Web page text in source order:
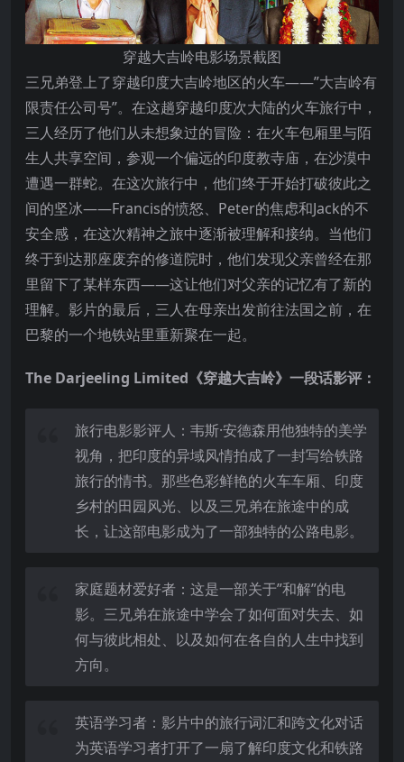
穿越大吉岭电影场景截图
三兄弟登上了穿越印度大吉岭地区的火车——”大吉岭有
限责任公司号”。在这趟穿越印度次大陆的火车旅行中，
三人经历了他们从未想象过的冒险：在火车包厢里与陌
生人共享空间，参观一个偏远的印度教寺庙，在沙漠中
遭遇一群蛇。在这次旅行中，他们终于开始打破彼此之
间的坚冰——Francis的愤怒、Peter的焦虑和Jack的不
安全感，在这次精神之旅中逐渐被理解和接纳。当他们
终于到达那座废弃的修道院时，他们发现父亲曾经在那
里留下了某样东西——这让他们对父亲的记忆有了新的
理解。影片的最后，三人在母亲出发前往法国之前，在
巴黎的一个地铁站里重新聚在一起。
The Darjeeling Limited《穿越大吉岭》一段话影评：
旅行电影影评人：韦斯·安德森用他独特的美学
视角，把印度的异域风情拍成了一封写给铁路
旅行的情书。那些色彩鲜艳的火车车厢、印度
乡村的田园风光、以及三兄弟在旅途中的成
长，让这部电影成为了一部独特的公路电影。
家庭题材爱好者：这是一部关于”和解”的电
影。三兄弟在旅途中学会了如何面对失去、如
何与彼此相处、以及如何在各自的人生中找到
方向。
英语学习者：影片中的旅行词汇和跨文化对话
为英语学习者打开了一扇了解印度文化和铁路